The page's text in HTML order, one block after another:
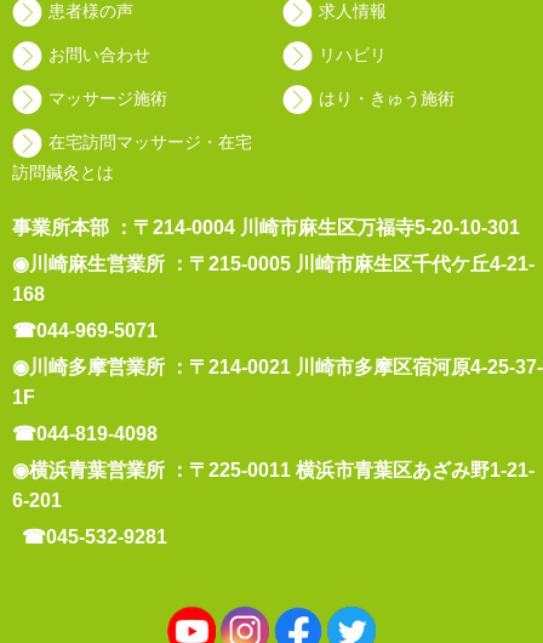
患者様の声 求人情報
お問い合わせ リハビリ
マッサージ施術 はり・きゅう施術
在宅訪問マッサージ・在宅
訪問鍼灸とは
事業所本部 ：〒214-0004 川崎市麻生区万福寺5-20-10-301
◉川崎麻生営業所 ：〒215-0005 川崎市麻生区千代ケ丘4-21-
168
☎044-969-5071
◉川崎多摩営業所 ：〒214-0021 川崎市多摩区宿河原4-25-37-
1F
☎044-819-4098
◉横浜青葉営業所 ：〒225-0011 横浜市青葉区あざみ野1-21-
6-201
☎045-532-9281